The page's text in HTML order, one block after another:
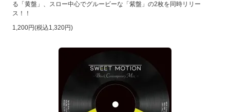
る「黄盤」、スロー中心でグルービーな「紫盤」の2枚を同時リリー
ス！！
1,200円(税込1,320円)